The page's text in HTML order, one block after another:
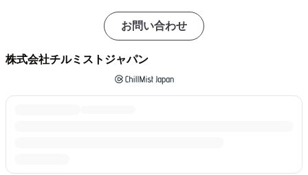
お問い合わせ
株式会社チルミストジャパン